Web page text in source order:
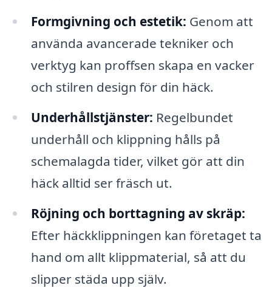
Formgivning och estetik: Genom att
använda avancerade tekniker och
verktyg kan proffsen skapa en vacker
och stilren design för din häck.
Underhållstjänster: Regelbundet
underhåll och klippning hålls på
schemalagda tider, vilket gör att din
häck alltid ser fräsch ut.
Röjning och borttagning av skräp:
Efter häckklippningen kan företaget ta
hand om allt klippmaterial, så att du
slipper städa upp själv.